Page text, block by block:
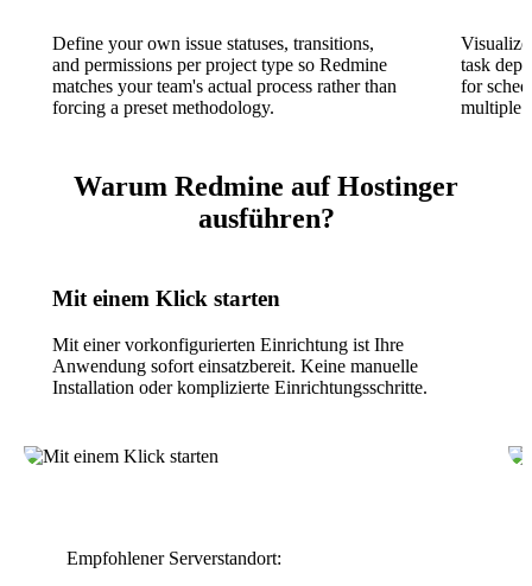
Define your own issue statuses, transitions,
and permissions per project type so Redmine
matches your team's actual process rather than
forcing a preset methodology.
task
for
multiple
Warum Redmine auf Hostinger
ausführen?
Mit einem Klick starten
Mit einer vorkonfigurierten Einrichtung ist Ihre
Anwendung sofort einsatzbereit. Keine manuelle
Installation oder komplizierte Einrichtungsschritte.
Empfohlener Serverstandort: